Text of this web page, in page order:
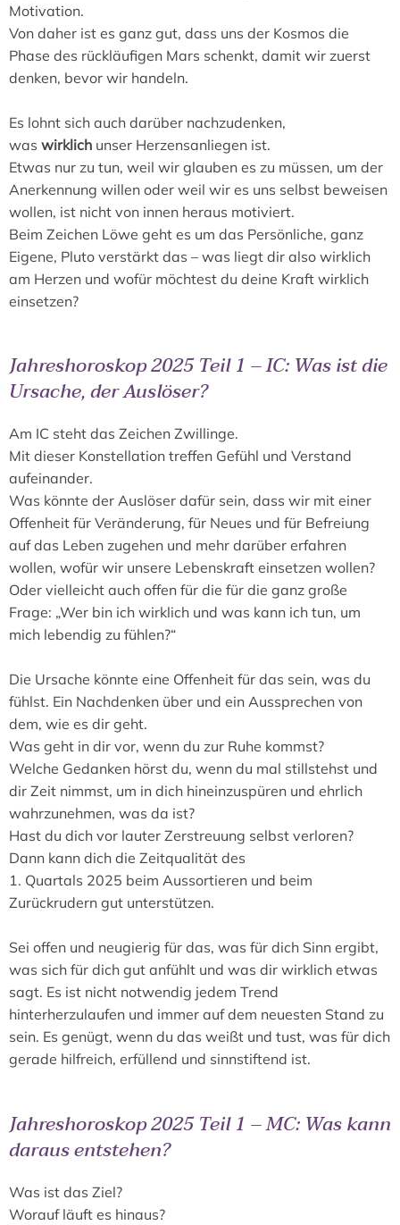
Motivation.
Von daher ist es ganz gut, dass uns der Kosmos die
Phase des rückläufigen Mars schenkt, damit wir zuerst
denken, bevor wir handeln.
Es lohnt sich auch darüber nachzudenken,
was wirklich unser Herzensanliegen ist.
Etwas nur zu tun, weil wir glauben es zu müssen, um der
Anerkennung willen oder weil wir es uns selbst beweisen
wollen, ist nicht von innen heraus motiviert.
Beim Zeichen Löwe geht es um das Persönliche, ganz
Eigene, Pluto verstärkt das – was liegt dir also wirklich
am Herzen und wofür möchtest du deine Kraft wirklich
einsetzen?
Jahreshoroskop 2025 Teil 1 – IC: Was ist die
Ursache, der Auslöser?
Am IC steht das Zeichen Zwillinge.
Mit dieser Konstellation treffen Gefühl und Verstand
aufeinander.
Was könnte der Auslöser dafür sein, dass wir mit einer
Offenheit für Veränderung, für Neues und für Befreiung
auf das Leben zugehen und mehr darüber erfahren
wollen, wofür wir unsere Lebenskraft einsetzen wollen?
Oder vielleicht auch offen für die für die ganz große
Frage: „Wer bin ich wirklich und was kann ich tun, um
mich lebendig zu fühlen?“
Die Ursache könnte eine Offenheit für das sein, was du
fühlst. Ein Nachdenken über und ein Aussprechen von
dem, wie es dir geht.
Was geht in dir vor, wenn du zur Ruhe kommst?
Welche Gedanken hörst du, wenn du mal stillstehst und
dir Zeit nimmst, um in dich hineinzuspüren und ehrlich
wahrzunehmen, was da ist?
Hast du dich vor lauter Zerstreuung selbst verloren?
Dann kann dich die Zeitqualität des
1. Quartals 2025 beim Aussortieren und beim
Zurückrudern gut unterstützen.
Sei offen und neugierig für das, was für dich Sinn ergibt,
was sich für dich gut anfühlt und was dir wirklich etwas
sagt. Es ist nicht notwendig jedem Trend
hinterherzulaufen und immer auf dem neuesten Stand zu
sein. Es genügt, wenn du das weißt und tust, was für dich
gerade hilfreich, erfüllend und sinnstiftend ist.
Jahreshoroskop 2025 Teil 1 – MC: Was kann
daraus entstehen?
Was ist das Ziel?
Worauf läuft es hinaus?